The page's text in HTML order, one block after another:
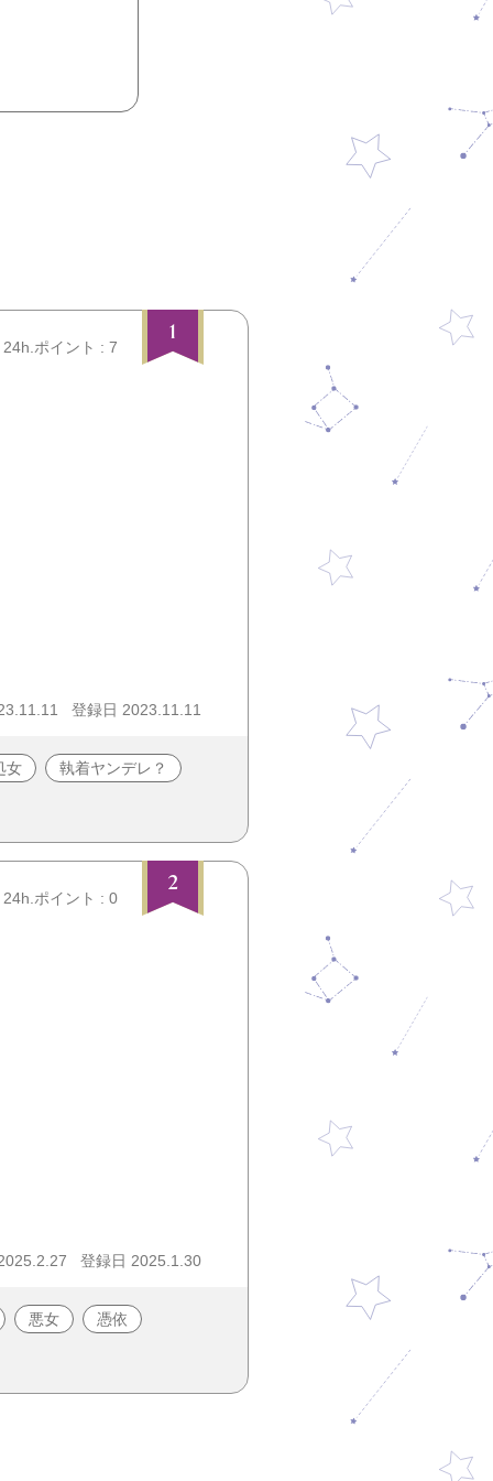
1
24h.ポイント : 7
登録日 2023.11.11
女 執着ヤンデレ？
2
24h.ポイント : 0
登録日 2025.1.30
悪女 憑依